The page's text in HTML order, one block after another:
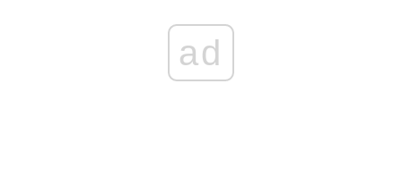
ad